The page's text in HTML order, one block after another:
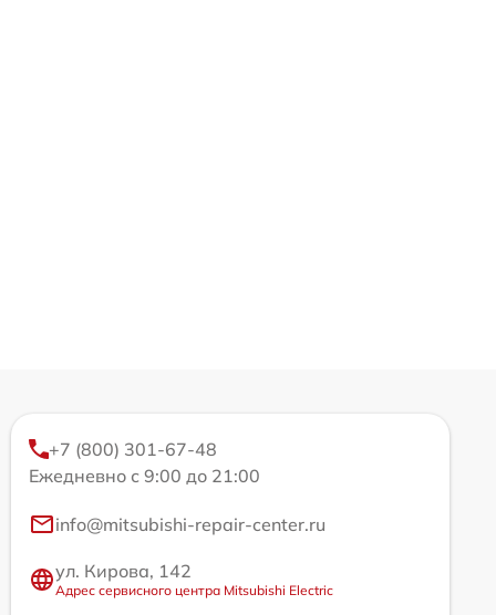
+7 (800) 301-67-48
Ежедневно с 9:00 до 21:00
info@mitsubishi-repair-center.ru
ул. Кирова, 142
Адрес сервисного центра Mitsubishi Electric